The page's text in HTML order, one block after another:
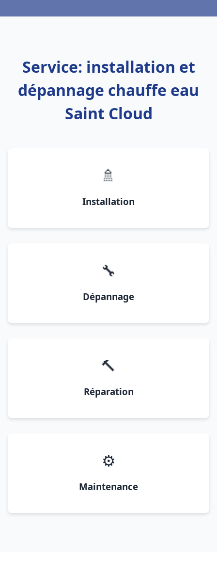
Service: installation et
dépannage chauffe eau
Saint Cloud
🚿
Installation
🔧
Dépannage
🔨
Réparation
⚙️
Maintenance